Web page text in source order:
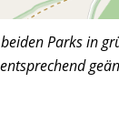
Parks in